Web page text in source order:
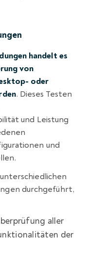
handelt es
von
oder
. Dieses Testen
und Leistung
und
durchgeführt,
aller
der